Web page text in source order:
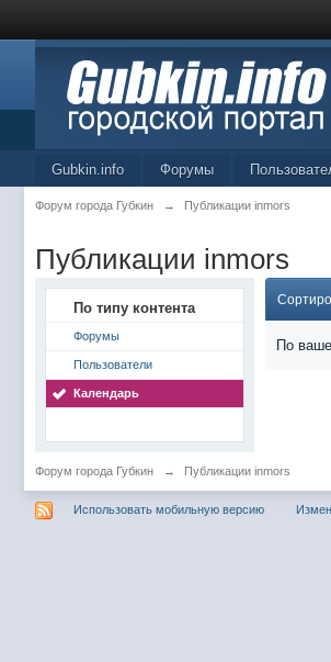
Gubkin.info Форумы
Форум города Губкин → Публикации inmors
Публикации inmors
По типу контента
Форумы
Пользователи
Календарь
По
Форум города Губкин → Публикации inmors
Использовать мобильную версию